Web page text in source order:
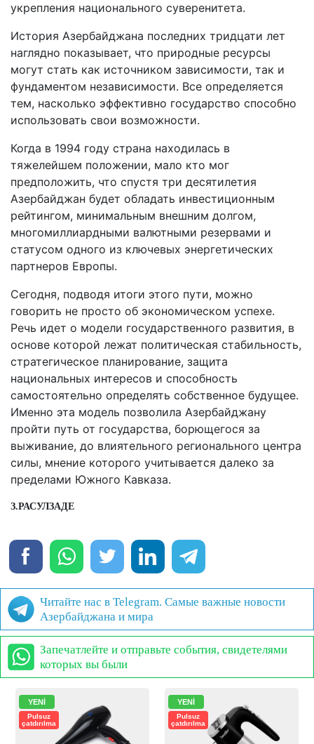
укрепления национального суверенитета.
История Азербайджана последних тридцати лет
наглядно показывает, что природные ресурсы
могут стать как источником зависимости, так и
фундаментом независимости. Все определяется
тем, насколько эффективно государство способно
использовать свои возможности.
Когда в 1994 году страна находилась в
тяжелейшем положении, мало кто мог
предположить, что спустя три десятилетия
Азербайджан будет обладать инвестиционным
рейтингом, минимальным внешним долгом,
многомиллиардными валютными резервами и
статусом одного из ключевых энергетических
партнеров Европы.
Сегодня, подводя итоги этого пути, можно
говорить не просто об экономическом успехе.
Речь идет о модели государственного развития, в
основе которой лежат политическая стабильность,
стратегическое планирование, защита
национальных интересов и способность
самостоятельно определять собственное будущее.
Именно эта модель позволила Азербайджану
пройти путь от государства, борющегося за
выживание, до влиятельного регионального центра
силы, мнение которого учитывается далеко за
пределами Южного Кавказа.
З.РАСУЛЗАДЕ
Читайте нас в Telegram. Самые важные новости
Азербайджана и мира
Запечатлейте и отправьте события, свидетелями
которых вы были